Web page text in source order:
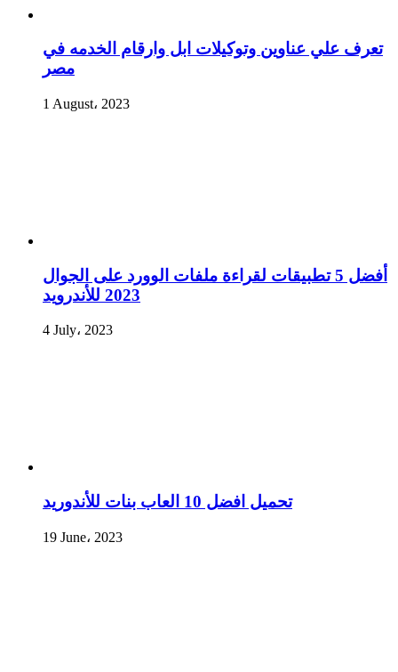
تعرف علي عناوين وتوكيلات ابل وارقام الخدمه في
مصر
1 August، 2023
أفضل 5 تطبيقات لقراءة ملفات الوورد على الجوال
2023 للأندرويد
4 July، 2023
تحميل افضل 10 العاب بنات للأندوريد
19 June، 2023